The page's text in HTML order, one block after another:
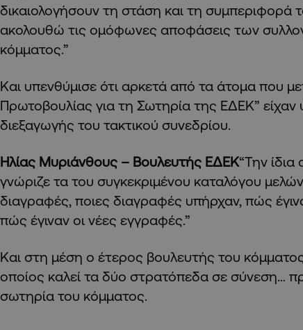
δικαιολογήσουν τη στάση και τη συμπεριφορά
ακολουθώ τις ομόφωνες αποφάσεις των
κόμματος.”
Και υπενθύμισε ότι αρκετά από τα άτομα που
Πρωτοβουλίας για τη Σωτηρία της ΕΔΕΚ” είχαν
διεξαγωγής του τακτικού συνεδρίου.
Ηλίας Μυριάνθους – Βουλευτής ΕΔΕΚ“Την
γνώριζε τα του συγκεκριμένου καταλόγου
διαγραφές, ποιες διαγραφές υπήρχαν, πώς
πώς έγιναν οι νέες εγγραφές.”
Και στη μέση ο έτερος βουλευτής του
οποίος καλεί τα δύο στρατόπεδα σε σύνεση…
σωτηρία του κόμματος.